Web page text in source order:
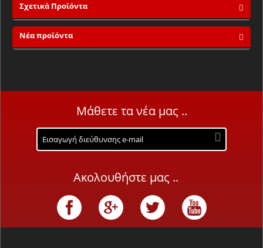
Σχετικά Προϊόντα
Νέα προϊόντα
Μάθετε τα νέα μας ..
Ακολουθήστε μας ..